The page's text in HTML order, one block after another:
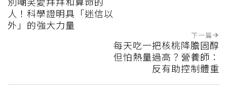
人！科學證明具「迷信以
外」的強大力量
下一篇
每天吃一把核桃降膽固醇
但怕熱量過高？營養師：
反有助控制體重